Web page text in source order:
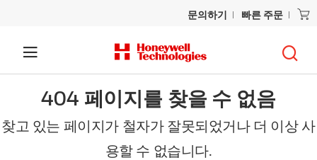
문의하기 빠른 주문
404 페이지를 찾을 수 없음
찾고 있는 페이지가 철자가 잘못되었거나 더 이상 사
용할 수 없습니다.